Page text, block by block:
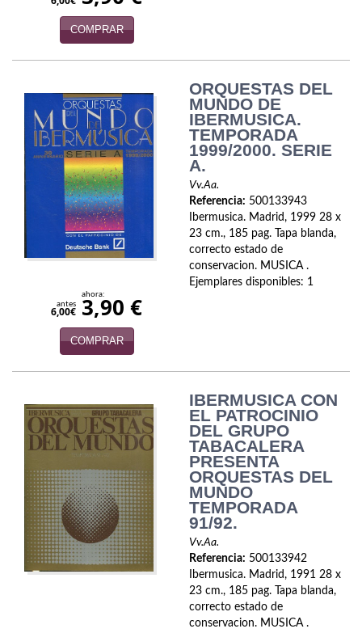
COMPRAR
ORQUESTAS DEL
MUNDO DE
IBERMUSICA.
TEMPORADA
1999/2000. SERIE
A.
Vv.Aa.
Referencia: 500133943
Ibermusica. Madrid, 1999 28 x
23 cm., 185 pag. Tapa blanda,
correcto estado de
conservacion. MUSICA .
Ejemplares disponibles: 1
antes
6,00€
ahora:
3,90 €
COMPRAR
IBERMUSICA CON
EL PATROCINIO
DEL GRUPO
TABACALERA
PRESENTA
ORQUESTAS DEL
MUNDO
TEMPORADA
91/92.
Vv.Aa.
Referencia: 500133942
Ibermusica. Madrid, 1991 28 x
23 cm., 185 pag. Tapa blanda,
correcto estado de
conservacion. MUSICA .